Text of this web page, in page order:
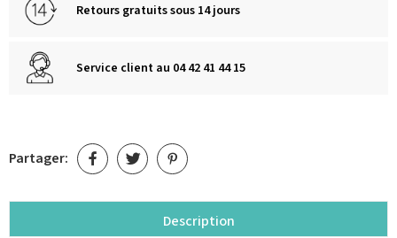
Retours gratuits sous 14 jours
Service client au 04 42 41 44 15
Partager:
Description